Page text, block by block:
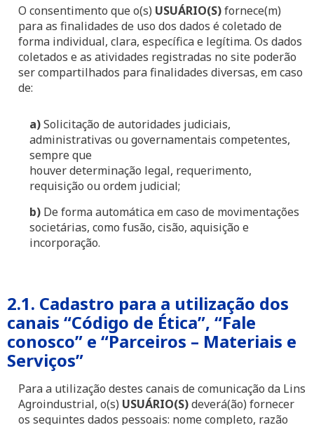
O consentimento que o(s) USUÁRIO(S)fornece(m)
para as finalidades de uso dos dados é coletado de
forma individual, clara, específica e legítima. Os dados
coletados e as atividades registradas no site poderão
ser compartilhados para finalidades diversas, em caso
de:
a)Solicitação de autoridades judiciais,
administrativas ou governamentais competentes,
sempre que
houver determinação legal, requerimento,
requisição ou ordem judicial;
b) De forma automática em caso de movimentações
societárias, como fusão, cisão, aquisição e
incorporação.
2.1. Cadastro para a utilização dos
canais “Código de Ética”, “Fale
conosco” e “Parceiros – Materiais e
Serviços”
Para a utilização destes canais de comunicação da Lins
Agroindustrial, o(s) USUÁRIO(S)deverá(ão) fornecer
os seguintes dados pessoais: nome completo, razão